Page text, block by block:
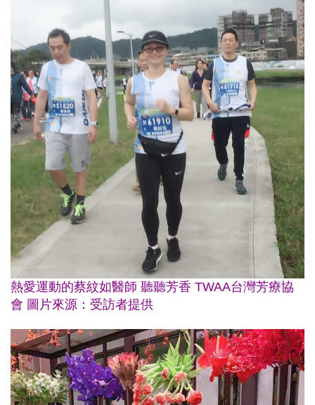
熱愛運動的蔡紋如醫師 聽聽芳香 TWAA台灣芳療協
會 圖片來源：受訪者提供